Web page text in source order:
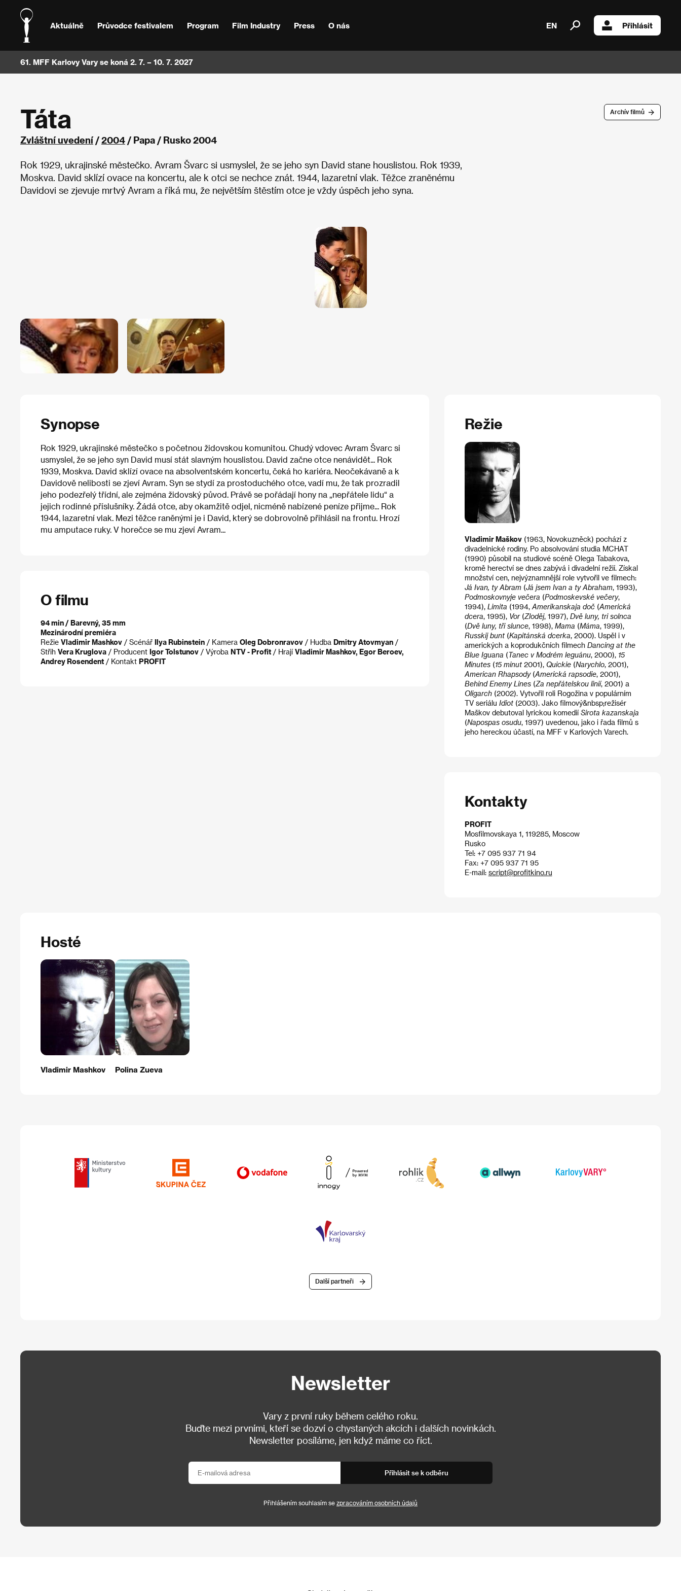
Aktuálně Průvodce festivalem Program Film Industry Press O nás EN Přihlásit
61. MFF Karlovy Vary se koná 2. 7. – 10. 7. 2027
Archív filmů
Táta
Zvláštní uvedení/2004 / Papa / Rusko 2004
Rok 1929, ukrajinské městečko. Avram Švarc si usmyslel, že se jeho syn David stane houslistou. Rok 1939,
Moskva. David sklízí ovace na koncertu, ale k otci se nechce znát. 1944, lazaretní vlak. Těžce zraněnému
Davidovi se zjevuje mrtvý Avram a říká mu, že největším štěstím otce je vždy úspěch jeho syna.
Synopse
Rok 1929, ukrajinské městečko s početnou židovskou komunitou. Chudý vdovec Avram Švarc si
usmyslel, že se jeho syn David musí stát slavným houslistou. David začne otce nenávidět... Rok
1939, Moskva. David sklízí ovace na absolventském koncertu, čeká ho kariéra. Neočekávaně a k
Davidově nelibosti se zjeví Avram. Syn se stydí za prostoduchého otce, vadí mu, že tak prozradil
jeho podezřelý třídní, ale zejména židovský původ. Právě se pořádají hony na „nepřátele lidu“ a
jejich rodinné příslušníky. Žádá otce, aby okamžitě odjel, nicméně nabízené peníze přijme... Rok
1944, lazaretní vlak. Mezi těžce raněnými je i David, který se dobrovolně přihlásil na frontu. Hrozí
mu amputace ruky. V horečce se mu zjeví Avram...
O filmu
94 min / Barevný, 35 mm
Mezinárodní premiéra
Režie Vladimir Mashkov / Scénář Ilya Rubinstein / Kamera Oleg Dobronravov / Hudba Dmitry Atovmyan /
Střih Vera Kruglova / Producent Igor Tolstunov / Výroba NTV - Profit / Hrají Vladimir Mashkov, Egor Beroev,
Andrey Rosendent / Kontakt PROFIT
Režie
Vladimir Maškov(1963, Novokuzněck) pochází z
divadelnické rodiny. Po absolvování studia MCHAT
(1990) působil na studiové scéně Olega Tabakova,
kromě herectví se dnes zabývá i divadelní režií. Získal
množství cen, nejvýznamnější role vytvořil ve filmech:
Já Ivan, ty Abram(Já jsem Ivan a ty Abraham, 1993),
Podmoskovnyje večera (Podmoskevské večery,
1994), Limita (1994, Amerikanskaja doč(Americká
dcera, 1995), Vor(Zloděj, 1997), Dvě luny, tri solnca
(Dvě luny, tři slunce, 1998), Mama (Máma, 1999),
Russkij bunt(Kapitánská dcerka, 2000). Uspěl i v
amerických a koprodukčních filmech Dancing at the
Blue Iguana (Tanec v Modrém leguánu, 2000), 15
Minutes(15 minut2001), Quickie(Narychlo, 2001),
American Rhapsody(Americká rapsodie, 2001),
Behind Enemy Lines(Za nepřátelskou linií, 2001) a
Oligarch(2002). Vytvořil roli Rogožina v populárním
TV seriálu Idiot(2003). Jako filmový&nbsp;režisér
Maškov debutoval lyrickou komedií Sirota kazanskaja
(Napospas osudu, 1997) uvedenou, jako i řada filmů s
jeho hereckou účastí, na MFF v Karlových Varech.
Kontakty
PROFIT
Mosfilmovskaya 1, 119285, Moscow
Rusko
Tel: +7 095 937 71 94
Fax: +7 095 937 71 95
E-mail: script@profitkino.ru
Hosté
Vladimir Mashkov Polina Zueva
Další partneři
Newsletter
Vary z první ruky během celého roku.
Buďte mezi prvními, kteří se dozví o chystaných akcích i dalších novinkách.
Newsletter posíláme, jen když máme co říct.
Přihlásit se k odběru
Přihlášením souhlasím se zpracováním osobních údajů